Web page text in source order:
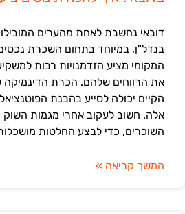
דובאי נחשבת לאחת מהערים
בנדל"ן, במיוחד בתחום השכרת
המקומי מציע הזדמנויות רבות
את הרווחים שלהם. הכרת הדינמיקה
הקיים יכולה לסייע בהבנת
אלה. חשוב לעקוב אחרי מגמות השוק
השוכרים, כדי לבצע החלטות
המשך קריאה »